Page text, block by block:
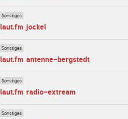
Sonstiges
laut.fm jockel
Sonstiges
laut.fm antenne-bergstedt
Sonstiges
laut.fm radio-extream
Sonstiges